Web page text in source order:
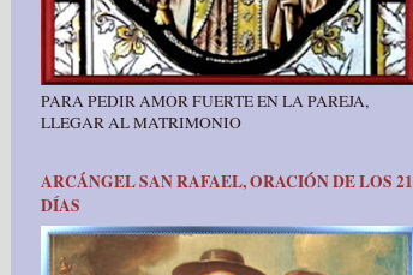
PARA PEDIR AMOR FUERTE EN LA PAREJA,
LLEGAR AL MATRIMONIO
ARCÁNGEL SAN RAFAEL, ORACIÓN DE LOS 21
DÍAS